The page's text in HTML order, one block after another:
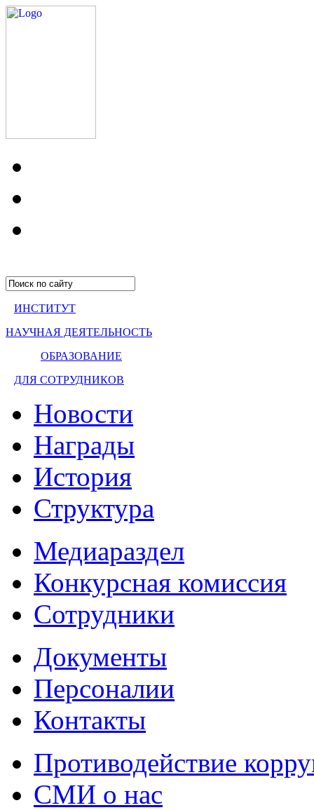
ИНСТИТУТ
НАУЧНАЯ ДЕЯТЕЛЬНОСТЬ
ОБРАЗОВАНИЕ
ДЛЯ СОТРУДНИКОВ
Новости
Награды
История
Структура
Медиараздел
Конкурсная комиссия
Сотрудники
Документы
Персоналии
Контакты
Противодействие
СМИ о нас